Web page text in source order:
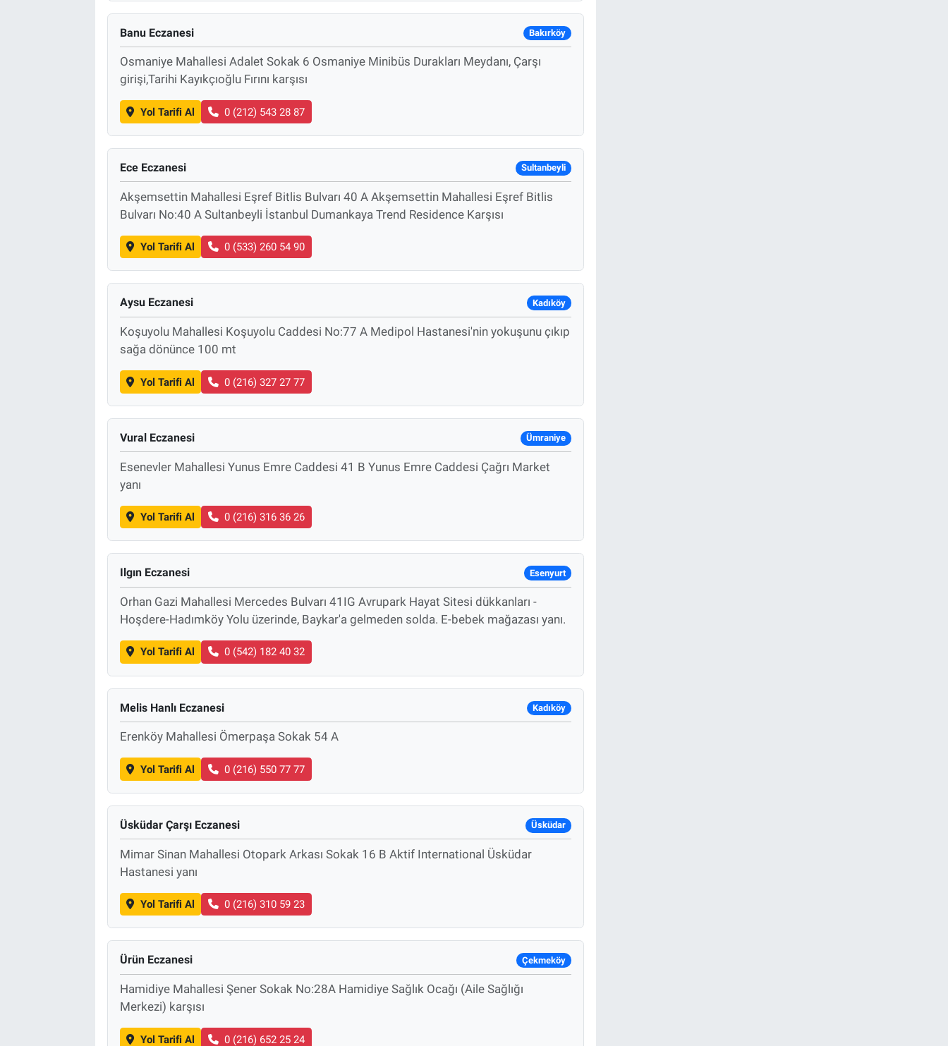
Banu Eczanesi Bakırköy
Osmaniye Mahallesi Adalet Sokak 6 Osmaniye Minibüs Durakları Meydanı, Çarşı
girişi,Tarihi Kayıkçıoğlu Fırını karşısı
Yol Tarifi Al 0 (212) 543 28 87
Ece Eczanesi Sultanbeyli
Akşemsettin Mahallesi Eşref Bitlis Bulvarı 40 A Akşemsettin Mahallesi Eşref Bitlis
Bulvarı No:40 A Sultanbeyli İstanbul Dumankaya Trend Residence Karşısı
Yol Tarifi Al 0 (533) 260 54 90
Aysu Eczanesi Kadıköy
Koşuyolu Mahallesi Koşuyolu Caddesi No:77 A Medipol Hastanesi'nin yokuşunu çıkıp
sağa dönünce 100 mt
Yol Tarifi Al 0 (216) 327 27 77
Vural Eczanesi Ümraniye
Esenevler Mahallesi Yunus Emre Caddesi 41 B Yunus Emre Caddesi Çağrı Market
yanı
Yol Tarifi Al 0 (216) 316 36 26
Ilgın Eczanesi Esenyurt
Orhan Gazi Mahallesi Mercedes Bulvarı 41IG Avrupark Hayat Sitesi dükkanları -
Hoşdere-Hadımköy Yolu üzerinde, Baykar'a gelmeden solda. E-bebek mağazası yanı.
Yol Tarifi Al 0 (542) 182 40 32
Melis Hanlı Eczanesi Kadıköy
Erenköy Mahallesi Ömerpaşa Sokak 54 A
Yol Tarifi Al 0 (216) 550 77 77
Üsküdar Çarşı Eczanesi Üsküdar
Mimar Sinan Mahallesi Otopark Arkası Sokak 16 B Aktif International Üsküdar
Hastanesi yanı
Yol Tarifi Al 0 (216) 310 59 23
Ürün Eczanesi Çekmeköy
Hamidiye Mahallesi Şener Sokak No:28A Hamidiye Sağlık Ocağı (Aile Sağlığı
Merkezi) karşısı
Yol Tarifi Al 0 (216) 652 25 24